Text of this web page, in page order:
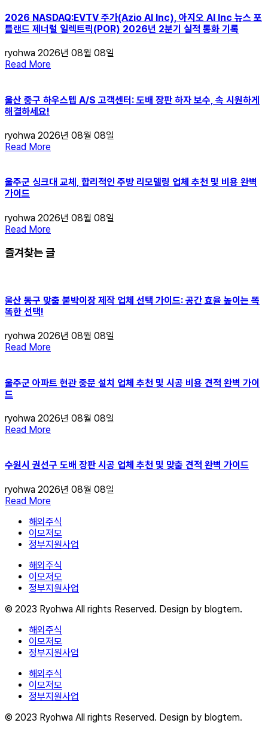
2026 NASDAQ:EVTV 주가(Azio AI Inc), 아지오 AI Inc 뉴스 포
틀랜드 제너럴 일렉트릭(POR) 2026년 2분기 실적 통화 기록
ryohwa 2026년 08월 08일
Read More
울산 중구 하우스텝 A/S 고객센터: 도배 장판 하자 보수, 속 시원하게
해결하세요!
ryohwa 2026년 08월 08일
Read More
울주군 싱크대 교체, 합리적인 주방 리모델링 업체 추천 및 비용 완벽
가이드
ryohwa 2026년 08월 08일
Read More
즐겨찾는 글
울산 동구 맞춤 붙박이장 제작 업체 선택 가이드: 공간 효율 높이는 똑
똑한 선택!
ryohwa 2026년 08월 08일
Read More
울주군 아파트 현관 중문 설치 업체 추천 및 시공 비용 견적 완벽 가이
드
ryohwa 2026년 08월 08일
Read More
수원시 권선구 도배 장판 시공 업체 추천 및 맞춤 견적 완벽 가이드
ryohwa 2026년 08월 08일
Read More
해외주식
이모저모
정부지원사업
해외주식
이모저모
정부지원사업
© 2023 Ryohwa All rights Reserved. Design by blogtem.
해외주식
이모저모
정부지원사업
해외주식
이모저모
정부지원사업
© 2023 Ryohwa All rights Reserved. Design by blogtem.